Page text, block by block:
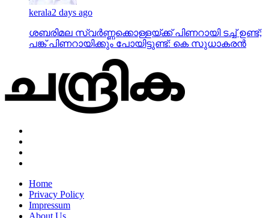
പങ്ക് പിണറായിക്കും പോയിട്ടുണ്ട്: കെ സുധാകരന്‍
News
business
crime